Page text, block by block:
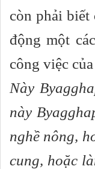
còn phải biết
động một
công việc
Này
này
nghề nông,
cung, hoặc